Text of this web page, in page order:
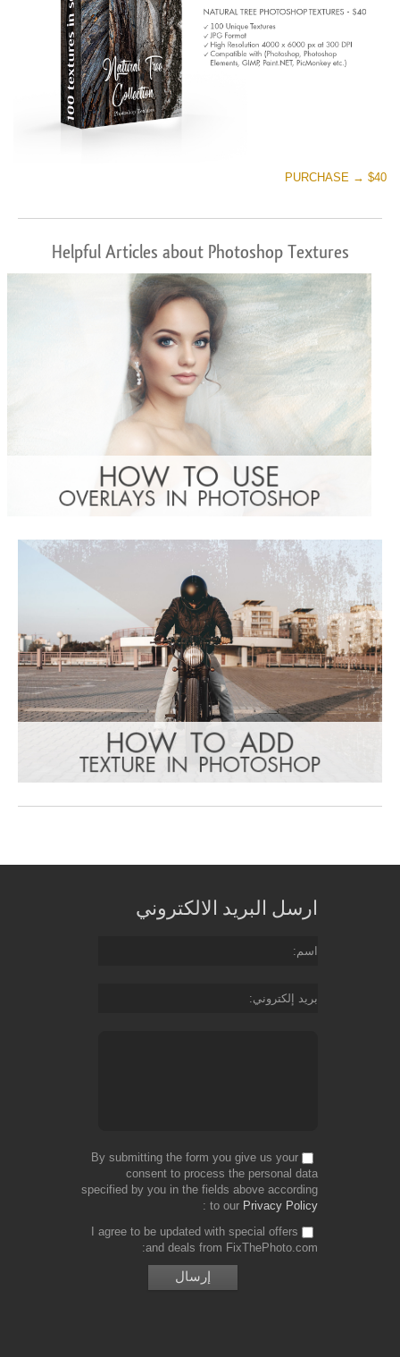
PURCHASE → $40
Helpful Articles about Photoshop Textures
ارسل البريد الالكتروني
اسم
بريد إلكتروني
By submitting the form you give us your
consent to process the personal data
specified by you in the fields above according
to our Privacy Policy
I agree to be updated with special offers
and deals from FixThePhoto.com